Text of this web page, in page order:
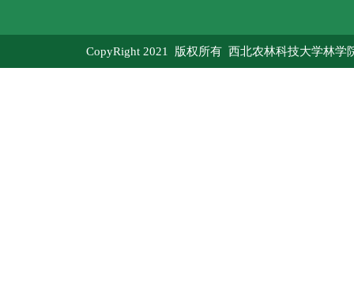
CopyRight 2021 版权所有 西北农林科技大学林